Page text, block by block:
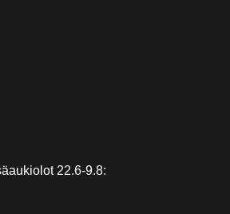
22.6-9.8: